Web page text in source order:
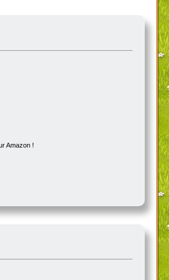
Amazon !